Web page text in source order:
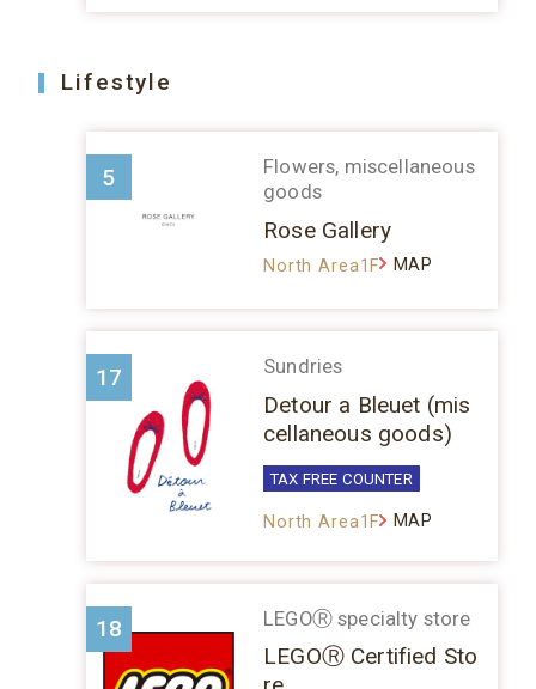
Lifestyle
5
Flowers, miscellaneous
goods
Rose Gallery
North Area1F MAP
17 Sundries
Detour a Bleuet (mis
cellaneous goods)
TAX FREE COUNTER
North Area1F MAP
18 LEGOⓇ specialty store
LEGOⓇ Certified Sto